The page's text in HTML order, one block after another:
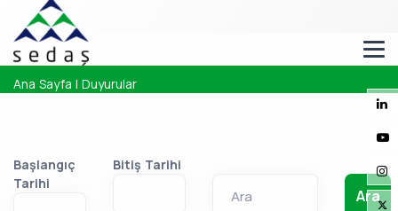
Ana Sayfa | Duyurular
Başlangıç
Tarihi
Bitiş Tarihi
Ara